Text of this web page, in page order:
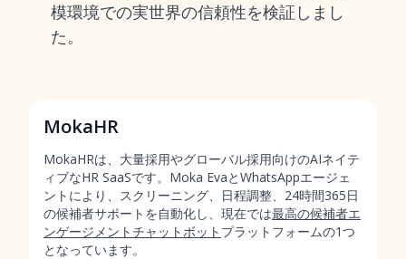
模環境での実世界の信頼性を検証しまし
た。
MokaHR
MokaHRは、大量採用やグローバル採用向けのAIネイテ
ィブなHR SaaSです。Moka EvaとWhatsAppエージェ
ントにより、スクリーニング、日程調整、24時間365日
の候補者サポートを自動化し、現在では最高の候補者エ
ンゲージメントチャットボット プラットフォームの1つ
となっています。